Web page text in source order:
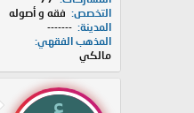
التخصص
فقه و أصوله
المدينة -------
المذهب الفقهي
مالكي